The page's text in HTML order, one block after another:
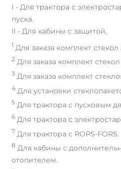
I - Для трактора с
пуска.
II - Для кабины с защитой.
1 Для заказа комплект
2 Для заказа комплект
3 Для заказа комплект
4 Для установки
5 Для трактора с пусковым
6 Для трактора с
7 Для трактора c ROPS-FORS.
8 Для кабины с
отопителем.